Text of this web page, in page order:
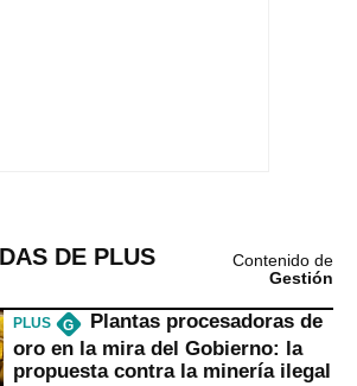
DE PLUS
Contenido de
Gestión
PLUS G
Plantas procesadoras de
oro en la mira del Gobierno: la
propuesta contra la minería ilegal